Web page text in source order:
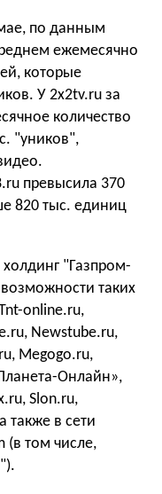
по данным
ежемесячно
которые
У 2х2tv.ru за
количество
"уников",
превысила 370
820 тыс. единиц
"Газпром-
таких
online.ru,
Newstube.ru,
Megogo.ru,
Онлайн»,
Slon.ru,
также в сети
(в том числе,